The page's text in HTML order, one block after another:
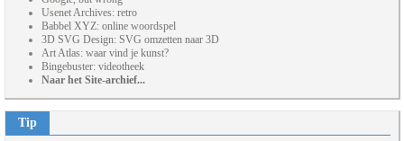
Usenet Archives: retro
Babbel XYZ: online woordspel
3D SVG Design: SVG omzetten naar 3D
Art Atlas: waar vind je kunst?
Bingebuster: videotheek
Naar het Site-archief...
Tip